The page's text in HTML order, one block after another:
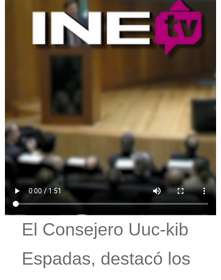
El Consejero Uuc-kib
Espadas, destacó los